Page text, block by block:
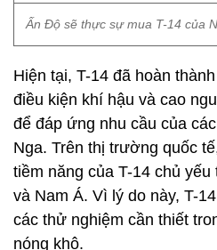
Ấn Độ sẽ thực sự mua T-14 của
Hiện tại, T-14 đã hoàn
điều kiện khí hậu và cao
để đáp ứng nhu cầu của
Nga. Trên thị trường quốc
tiềm năng của T-14 chủ
và Nam Á. Vì lý do này, T-
các thử nghiệm cần thiết
nóng khô.